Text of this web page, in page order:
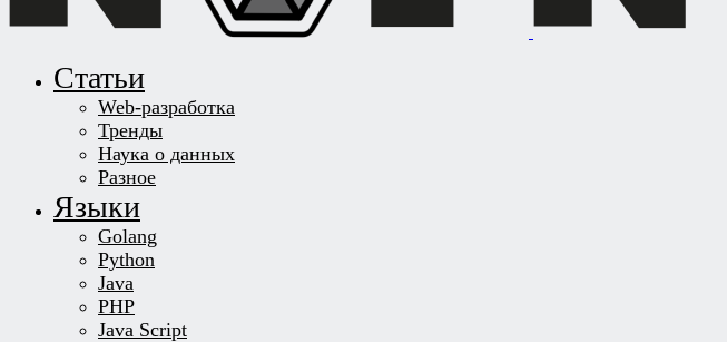
Статьи
Web-разработка
Тренды
Наука о данных
Разное
Языки
Golang
Python
Java
PHP
Java Script